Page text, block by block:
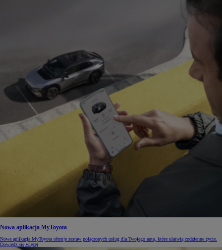
Nowa aplikacja MyToyota
Nowa aplikacja MyToyota oferuje zestaw połączonych usług dla Twojego auta, które ułatwią codzienne życie.
Dowiedz się więcej